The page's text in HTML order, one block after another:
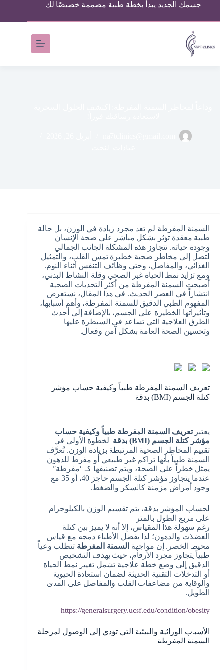
جسمك الجديد يبدأ بخطة طبية مصممة خصيصًا لك
السمنة المفرطة لم تعد مجرد زيادة في الوزن، بل حالة
طبية معقدة تؤثر بشكل مباشر على صحة الإنسان
وجودة حياته. تتجاوز هذه المشكلة الجانب الجمالي
لتصل إلى مخاطر صحية خطيرة تمس القلب، والتمثيل
الغذائي، والمفاصل، وحتى وظائف التنفس أثناء النوم.
ومع تزايد نمط الحياة غير الصحي وقلة النشاط البدني،
أصبحت السمنة المفرطة من أكثر التحديات الصحية
انتشاراً في العصر الحديث. في هذا المقال، نستعرض
المفهوم الطبي الدقيق للسمنة المفرطة، وأهم أسبابها،
وتأثيراتها الخطيرة على الجسم، بالإضافة إلى أحدث
الطرق العلاجية التي تساعد في السيطرة عليها
وتحسين الصحة العامة بشكل آمن وفعال.
تعريف السمنة المفرطة طبياً وكيفية حساب مؤشر
كتلة الجسم (BMI) بدقة
يعتبرتعريف السمنة المفرطة طبياً وكيفية حساب
مؤشر كتلة الجسم (BMI) بدقة
الخطوة الأولى في
تقييم المخاطر الصحية المرتبطة بزيادة الوزن. تُعرَّف
السمنة طبياً بأنها تراكم غير طبيعي أو مفرط للدهون
يمثل خطراً على الصحة، ويتم تصنيفها كـ “مفرطة”
عندما يتجاوز مؤشر كتلة الجسم حاجز 40، أو 35 مع
وجود أمراض مزمنة كالسكر والضغط.
لحساب المؤشر بدقة، يتم تقسيم الوزن بالكيلوجرام
على مربع الطول بالمتر
رغم سهولة هذا المقياس، إلا أنه لا يميز بين كتلة
العضلات والدهون؛ لذا يفضل الأطباء دمجه مع قياس
محيط الخصر. إن مواجهة السمنة المفرطة تتطلب وعياً
طبياً يتجاوز مجرد الأرقام، حيث يهدف التشخيص
الدقيق إلى وضع خطة علاجية تشمل تغيير نمط الحياة
أو التدخلات التقنية الحديثة لضمان استعادة الحيوية
والوقاية من مضاعفات القلب والمفاصل على المدى
الطويل.
https://generalsurgery.ucsf.edu/condition/obesity
الأسباب الوراثية والبيئية التي تؤدي إلى الوصول لمرحلة
السمنة المفرطة